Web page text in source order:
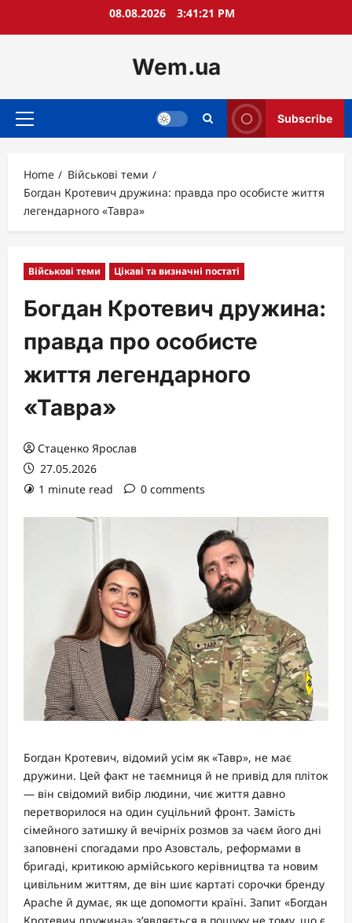
08.08.2026 3:41:22 PM
Wem.ua
Primary
Subscribe
Home
Військові теми
Богдан Кротевич дружина: правда про особисте життя
легендарного «Тавра»
Військові теми Цікаві та визначні постаті
Богдан Кротевич дружина:
правда про особисте
життя легендарного
«Тавра»
Стаценко Ярослав
27.05.2026
1 minute read
0 comments
Богдан Кротевич, відомий усім як «Тавр», не має
дружини. Цей факт не таємниця й не привід для пліток
— він свідомий вибір людини, чиє життя давно
перетворилося на один суцільний фронт. Замість
сімейного затишку й вечірніх розмов за чаєм його дні
заповнені спогадами про Азовсталь, реформами в
бригаді, критикою армійського керівництва та новим
цивільним життям, де він шиє картаті сорочки бренду
Apache й думає, як ще допомогти країні. Запит «Богдан
Кротевич дружина» з’являється в пошуку не тому, що є